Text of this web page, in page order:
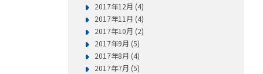
2017年12月 (4)
2017年11月 (4)
2017年10月 (2)
2017年9月 (5)
2017年8月 (4)
2017年7月 (5)